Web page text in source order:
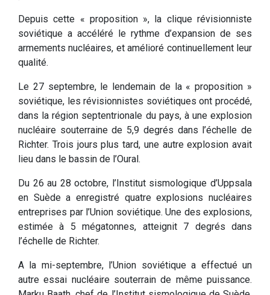
Depuis cette « proposition », la clique révisionniste
soviétique a accéléré le rythme d’expansion de ses
armements nucléaires, et amélioré continuellement leur
qualité.
Le 27 septembre, le lendemain de la « proposition »
soviétique, les révisionnistes soviétiques ont procédé,
dans la région septentrionale du pays, à une explosion
nucléaire souterraine de 5,9 degrés dans l’échelle de
Richter. Trois jours plus tard, une autre explosion avait
lieu dans le bassin de l’Oural.
Du 26 au 28 octobre, l’Institut sismologique d’Uppsala
en Suède a enregistré quatre explosions nucléaires
entreprises par l’Union soviétique. Une des explosions,
estimée à 5 mégatonnes, atteignit 7 degrés dans
l’échelle de Richter.
A la mi-septembre, l’Union soviétique a effectué un
autre essai nucléaire souterrain de même puissance.